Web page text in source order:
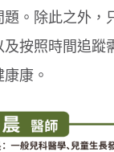
。除此之外，
按照時間追蹤
康。